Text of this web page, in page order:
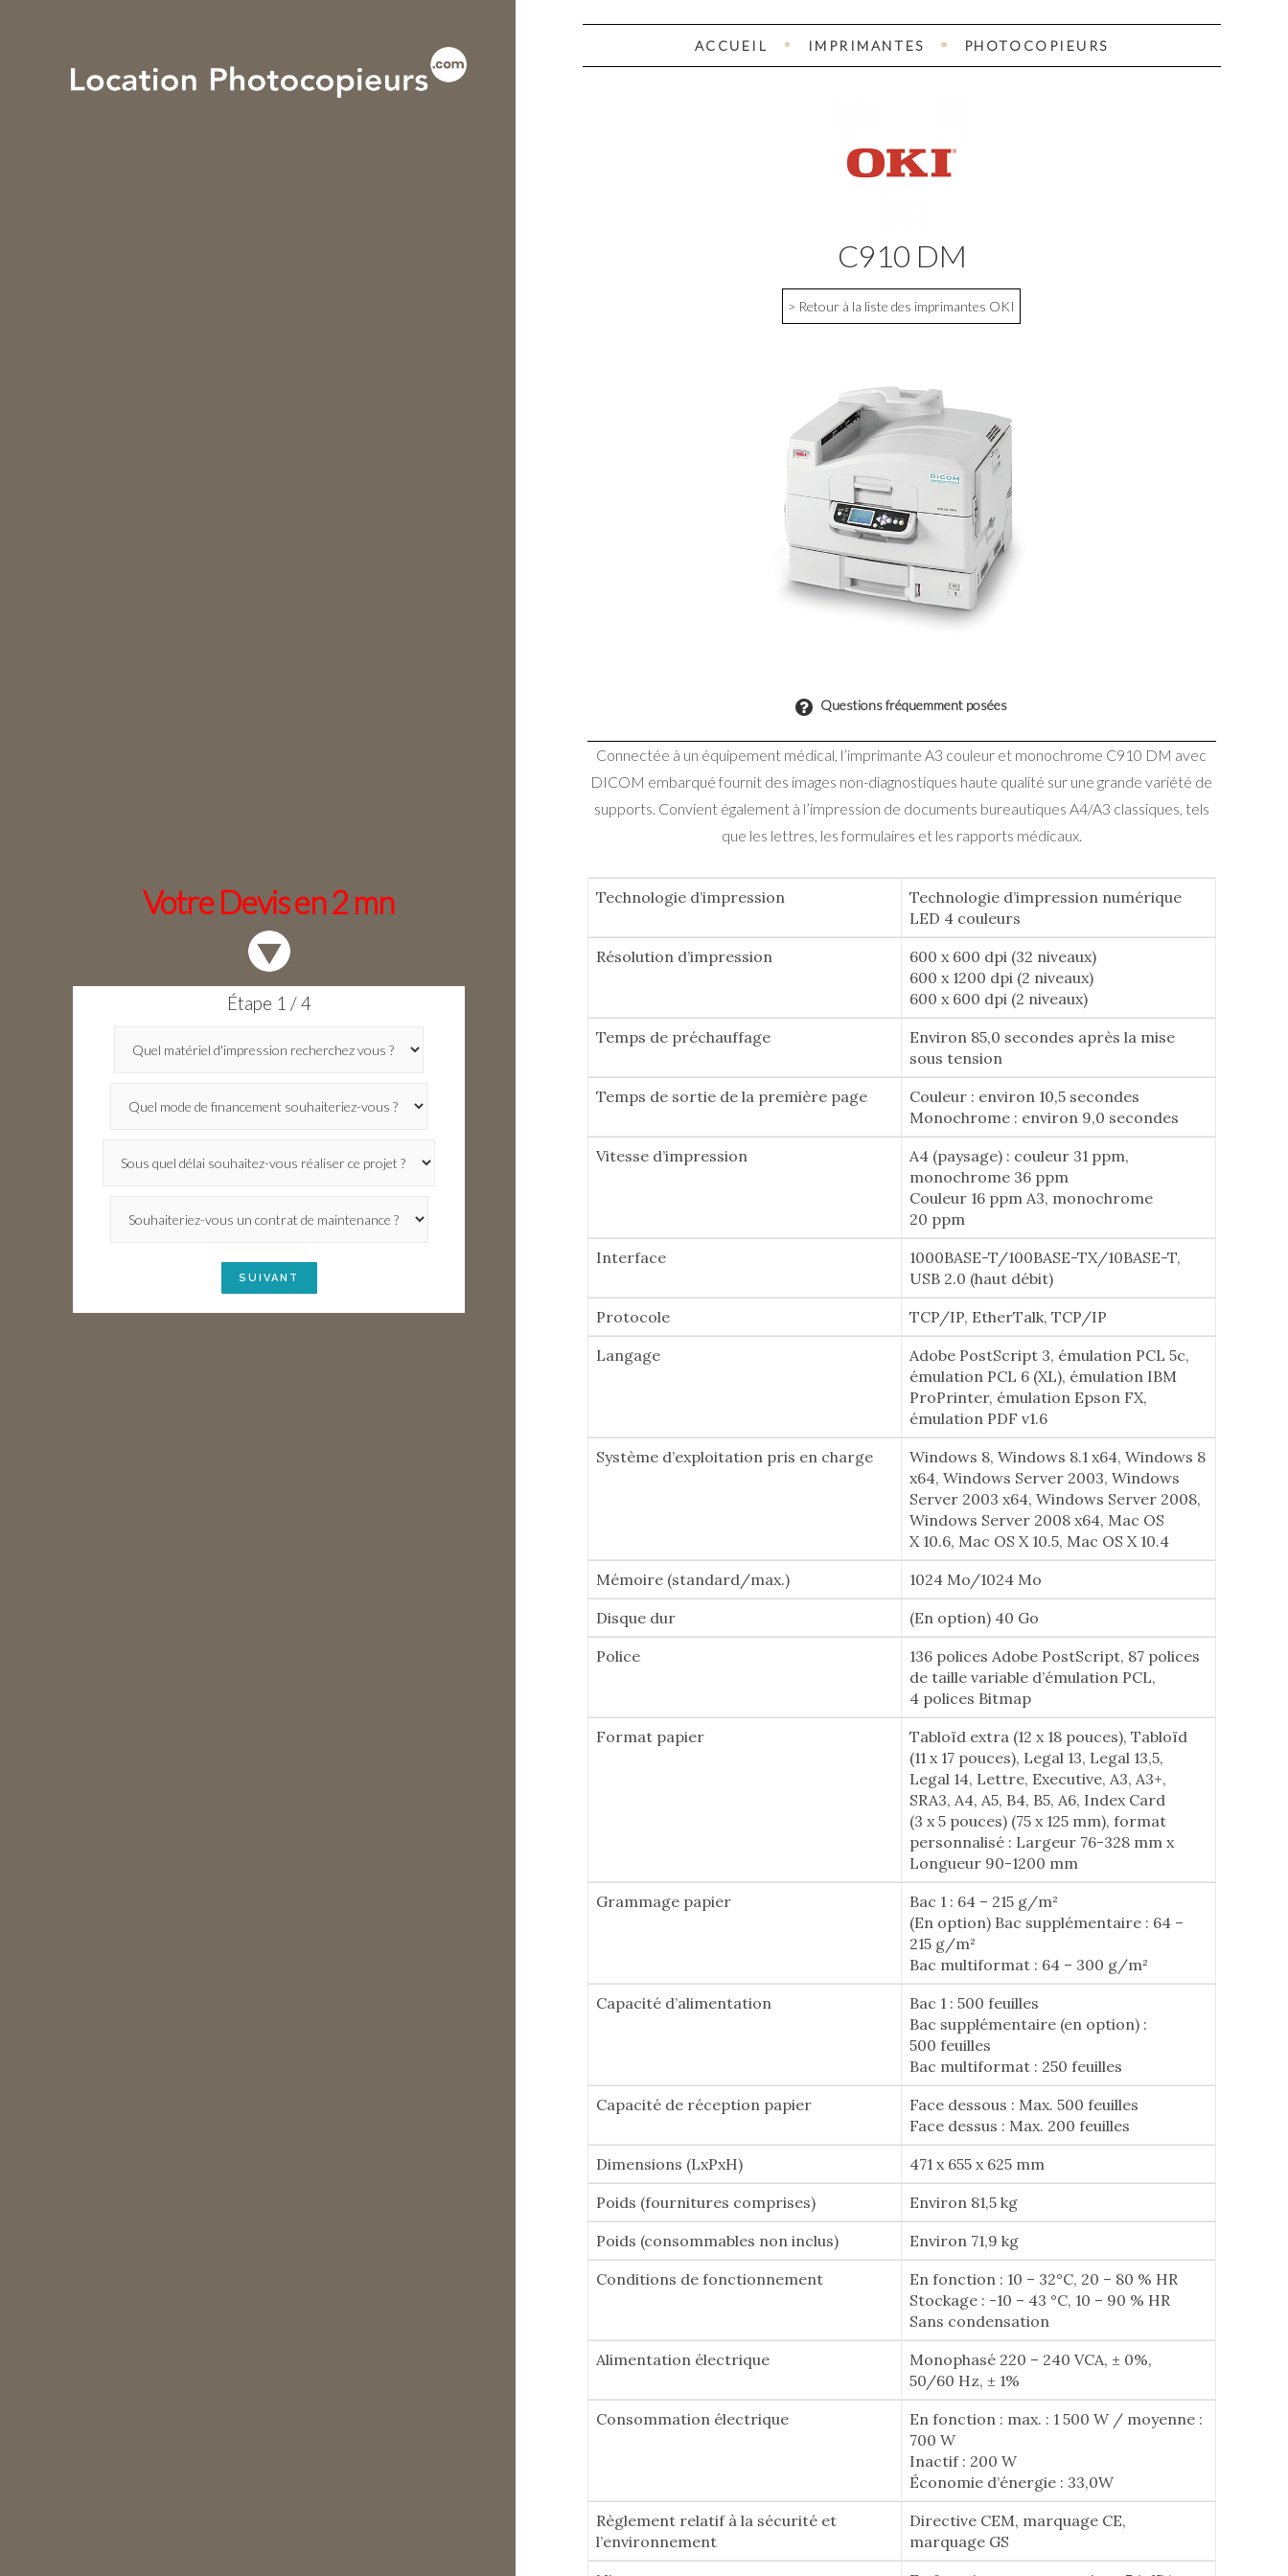
Votre Devis en 2 mn
Étape 1 / 4
SUIVANT
ACCUEIL IMPRIMANTES PHOTOCOPIEURS
C910 DM
> Retour à la liste des imprimantes OKI
Questions fréquemment posées
Connectée à un équipement médical, l’imprimante A3 couleur et monochrome C910 DM avec
DICOM embarqué fournit des images non-diagnostiques haute qualité sur une grande variété de
supports. Convient également à l’impression de documents bureautiques A4/A3 classiques, tels
que les lettres, les formulaires et les rapports médicaux.
Technologie d’impression
Technologie d’impression numérique
LED 4 couleurs
Résolution d’impression
600 x 600 dpi (32 niveaux)
600 x 1200 dpi (2 niveaux)
600 x 600 dpi (2 niveaux)
Temps de préchauffage
Environ 85,0 secondes après la mise
sous tension
Temps de sortie de la première page
Couleur : environ 10,5 secondes
Monochrome : environ 9,0 secondes
Vitesse d’impression
A4 (paysage) : couleur 31 ppm,
monochrome 36 ppm
Couleur 16 ppm A3, monochrome
20 ppm
Interface
1000BASE-T/100BASE-TX/10BASE-T,
USB 2.0 (haut débit)
Protocole
TCP/IP, EtherTalk, TCP/IP
Langage
Adobe PostScript 3, émulation PCL 5c,
émulation PCL 6 (XL), émulation IBM
ProPrinter, émulation Epson FX,
émulation PDF v1.6
Système d’exploitation pris en charge
Windows 8, Windows 8.1 x64, Windows 8
x64, Windows Server 2003, Windows
Server 2003 x64, Windows Server 2008,
Windows Server 2008 x64, Mac OS
X 10.6, Mac OS X 10.5, Mac OS X 10.4
Mémoire (standard/max.)
1024 Mo/1024 Mo
Disque dur
(En option) 40 Go
Police
136 polices Adobe PostScript, 87 polices
de taille variable d’émulation PCL,
4 polices Bitmap
Format papier
Tabloïd extra (12 x 18 pouces), Tabloïd
(11 x 17 pouces), Legal 13, Legal 13,5,
Legal 14, Lettre, Executive, A3, A3+,
SRA3, A4, A5, B4, B5, A6, Index Card
(3 x 5 pouces) (75 x 125 mm), format
personnalisé : Largeur 76-328 mm x
Longueur 90-1200 mm
Grammage papier
Bac 1 : 64 – 215 g/m²
(En option) Bac supplémentaire : 64 –
215 g/m²
Bac multiformat : 64 – 300 g/m²
Capacité d’alimentation
Bac 1 : 500 feuilles
Bac supplémentaire (en option) :
500 feuilles
Bac multiformat : 250 feuilles
Capacité de réception papier
Face dessous : Max. 500 feuilles
Face dessus : Max. 200 feuilles
Dimensions (LxPxH)
471 x 655 x 625 mm
Poids (fournitures comprises)
Environ 81,5 kg
Poids (consommables non inclus)
Environ 71,9 kg
Conditions de fonctionnement
En fonction : 10 – 32°C, 20 – 80 % HR
Stockage : -10 – 43 °C, 10 – 90 % HR
Sans condensation
Alimentation électrique
Monophasé 220 – 240 VCA, ± 0%,
50/60 Hz, ± 1%
Consommation électrique
En fonction : max. : 1 500 W / moyenne :
700 W
Inactif : 200 W
Économie d’énergie : 33,0W
Règlement relatif à la sécurité et
l’environnement
Directive CEM, marquage CE,
marquage GS